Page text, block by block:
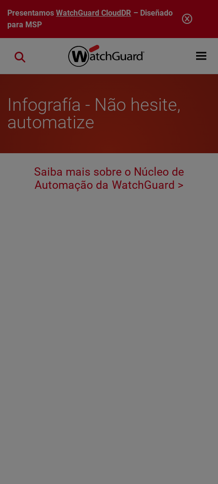
Pasar al contenido principal
PresentamosWatchGuard CloudDR – Diseñado
para MSP
Open
Close search
Infografía - Não hesite,
automatize
Saiba mais sobre o Núcleo de
Automação da WatchGuard >